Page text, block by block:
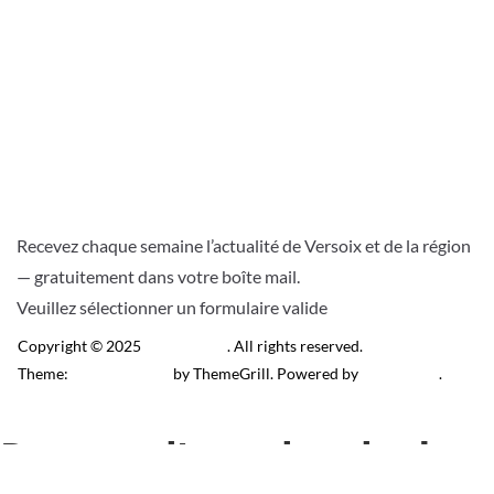
Recevez chaque semaine l’actualité de Versoix et de la région
— gratuitement dans votre boîte mail.
Veuillez sélectionner un formulaire valide
Copyright © 2025
. All rights reserved.
Theme:
by ThemeGrill. Powered by .
Recevez l’actu locale de